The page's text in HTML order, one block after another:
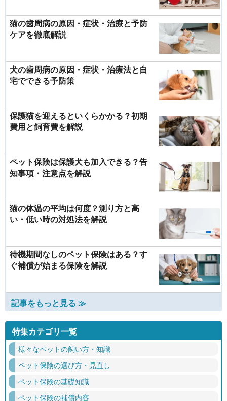
猫の歯周病の原因・症状・治療と予防
ケアを徹底解説
犬の歯周病の原因・症状・治療法と自
宅でできる予防策
保護猫を迎えるといくらかかる？初期
費用と飼育費を解説
ペット保険は保護犬も加入できる？告
知事項・注意点を解説
猫の体温の平均は何度？測り方と高
い・低い時の対処法を解説
待機期間なしのペット保険はある？す
ぐ補償が始まる保険を解説
記事をもっと見る ≫
特集カテゴリ一覧
様々なペットの飼い方・知識
ペット保険の選び方・見直し
ペット保険の基礎知識
ペット保険の補償内容